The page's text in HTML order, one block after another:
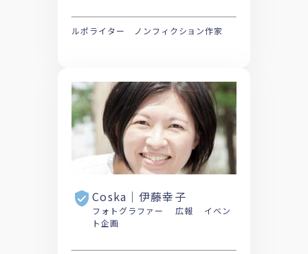
ルポライター ノンフィクション作家
Coska｜伊藤幸子
フォトグラファー 広報 イベン
ト企画